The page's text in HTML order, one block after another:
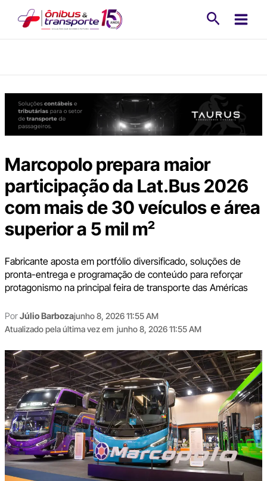
Marcopolo prepara maior
participação da Lat.Bus 2026
com mais de 30 veículos e área
superior a 5 mil m²
Fabricante aposta em portfólio diversificado, soluções de
pronta-entrega e programação de conteúdo para reforçar
protagonismo na principal feira de transporte das Américas
PorJúlio Barbozajunho 8, 2026 11:55 AM
Atualizado pela última vez em junho 8, 2026 11:55 AM